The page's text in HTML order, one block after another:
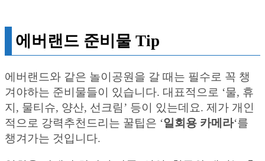
에버랜드 준비물 Tip
에버랜드와 같은 놀이공원을 갈 때는 필수로 꼭 챙
겨야하는 준비물들이 있습니다. 대표적으로 ‘물, 휴
지, 물티슈, 양산, 선크림’ 등이 있는데요. 제가 개인
적으로 강력추천드리는 꿀팁은 ‘일회용 카메라‘를
챙겨가는 것입니다.